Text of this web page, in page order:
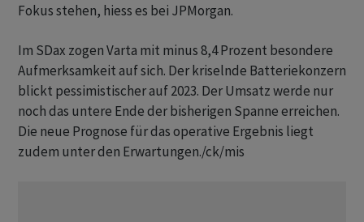
Fokus stehen, hiess es bei JPMorgan.
Im SDax zogen Varta mit minus 8,4 Prozent besondere
Aufmerksamkeit auf sich. Der kriselnde Batteriekonzern
blickt pessimistischer auf 2023. Der Umsatz werde nur
noch das untere Ende der bisherigen Spanne erreichen.
Die neue Prognose für das operative Ergebnis liegt
zudem unter den Erwartungen./ck/mis